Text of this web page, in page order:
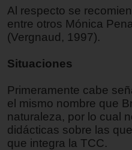
Al respecto se
entre otros Mónica
(Vergnaud, 1997).
Situaciones
Primeramente cabe
el mismo nombre que
naturaleza, por lo cual
didácticas sobre las
que integra la TCC.